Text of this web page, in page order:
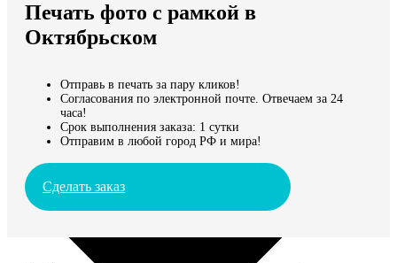
Мы доставляем по всему миру
Продолжить без города
Печать фото с рамкой в
Октябрьском
Отправь в печать за пару кликов!
Согласования по электронной почте. Отвечаем за 24
часа!
Срок выполнения заказа: 1 сутки
Отправим в любой город РФ и мира!
Сделать заказ